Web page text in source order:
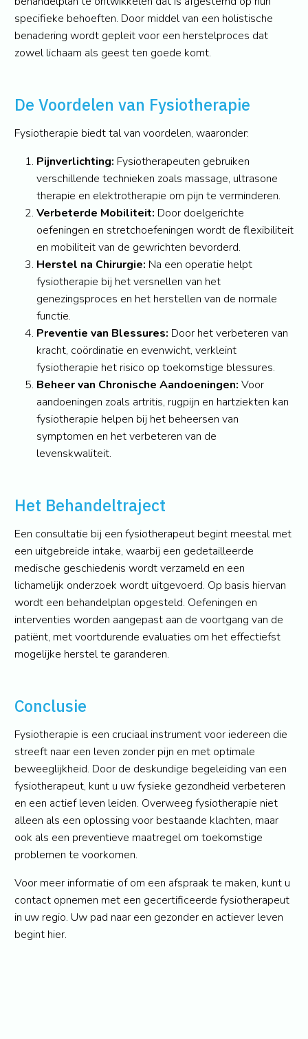
specifieke behoeften. Door middel van een holistische
benadering wordt gepleit voor een herstelproces dat
zowel lichaam als geest ten goede komt.
De Voordelen van Fysiotherapie
Fysiotherapie biedt tal van voordelen, waaronder:
Pijnverlichting: Fysiotherapeuten gebruiken
verschillende technieken zoals massage, ultrasone
therapie en elektrotherapie om pijn te verminderen.
Verbeterde Mobiliteit: Door doelgerichte
oefeningen en stretchoefeningen wordt de flexibiliteit
en mobiliteit van de gewrichten bevorderd.
Herstel na Chirurgie: Na een operatie helpt
fysiotherapie bij het versnellen van het
genezingsproces en het herstellen van de normale
functie.
Preventie van Blessures: Door het verbeteren van
kracht, coördinatie en evenwicht, verkleint
fysiotherapie het risico op toekomstige blessures.
Beheer van Chronische Aandoeningen: Voor
aandoeningen zoals artritis, rugpijn en hartziekten kan
fysiotherapie helpen bij het beheersen van
symptomen en het verbeteren van de
levenskwaliteit.
Het Behandeltraject
Een consultatie bij een fysiotherapeut begint meestal met
een uitgebreide intake, waarbij een gedetailleerde
medische geschiedenis wordt verzameld en een
lichamelijk onderzoek wordt uitgevoerd. Op basis hiervan
wordt een behandelplan opgesteld. Oefeningen en
interventies worden aangepast aan de voortgang van de
patiënt, met voortdurende evaluaties om het effectiefst
mogelijke herstel te garanderen.
Conclusie
Fysiotherapie is een cruciaal instrument voor iedereen die
streeft naar een leven zonder pijn en met optimale
beweeglijkheid. Door de deskundige begeleiding van een
fysiotherapeut, kunt u uw fysieke gezondheid verbeteren
en een actief leven leiden. Overweeg fysiotherapie niet
alleen als een oplossing voor bestaande klachten, maar
ook als een preventieve maatregel om toekomstige
problemen te voorkomen.
Voor meer informatie of om een afspraak te maken, kunt u
contact opnemen met een gecertificeerde fysiotherapeut
in uw regio. Uw pad naar een gezonder en actiever leven
begint hier.